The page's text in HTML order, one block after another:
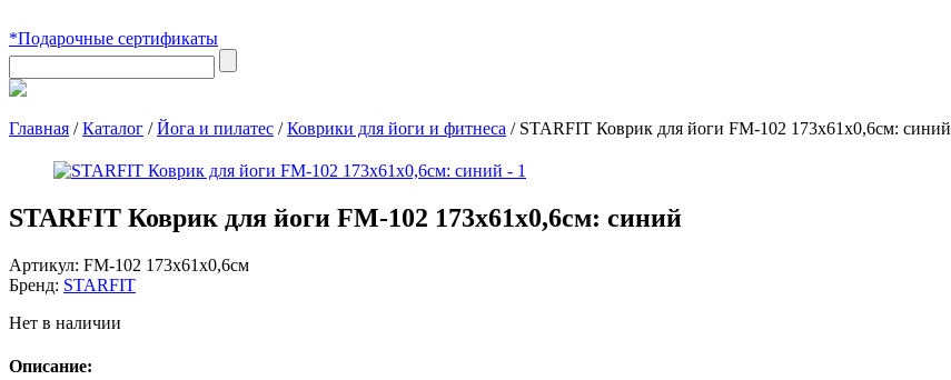
*Подарочные сертификаты
Главная /Каталог /Йога и пилатес /Коврики для йоги и фитнеса / STARFIT Коврик для йоги FM-102 173х61х0,6см: синий
STARFIT Коврик для йоги FM-102 173х61х0,6см: синий
Артикул: FM-102 173х61х0,6см
Бренд: STARFIT
Нет в наличии
Описание: